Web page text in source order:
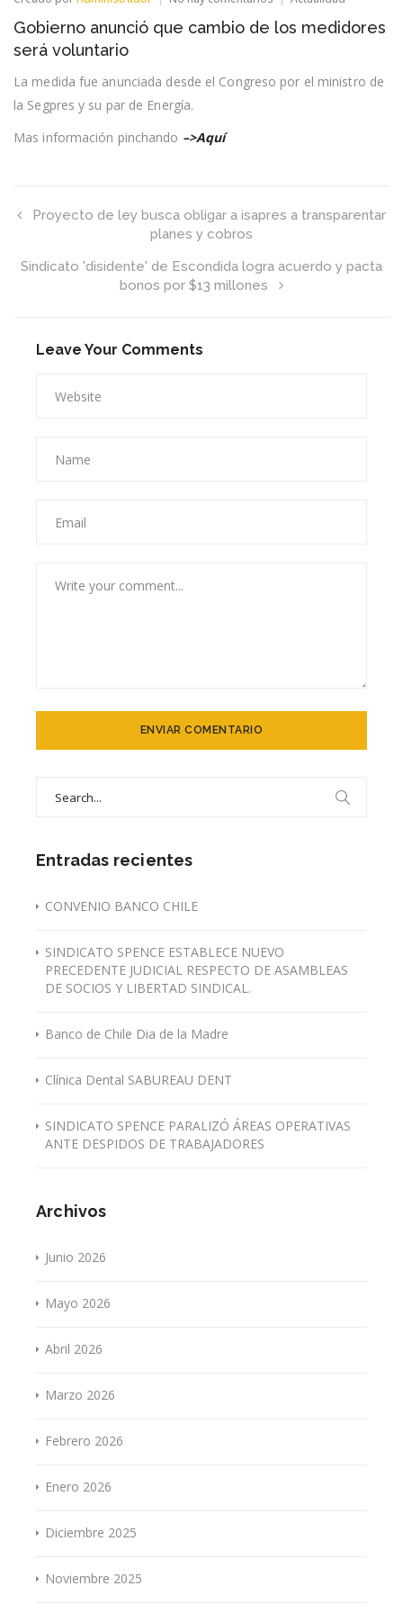
anunció
los
Gobierno anunció que cambio de los medidores
será voluntario
La medida fue anunciada desde el Congreso por el ministro de
la Segpres y su par de Energía.
Mas información pinchando –>Aquí
Proyecto de ley busca obligar a isapres a transparentar
planes y cobros
Sindicato 'disidente' de Escondida logra acuerdo y pacta
bonos por $13 millones
Leave Your Comments
Entradas recientes
CONVENIO BANCO CHILE
SINDICATO SPENCE ESTABLECE NUEVO
PRECEDENTE JUDICIAL RESPECTO DE ASAMBLEAS
DE SOCIOS Y LIBERTAD SINDICAL.
Banco de Chile Dia de la Madre
Clínica Dental SABUREAU DENT
SINDICATO SPENCE PARALIZÓ ÁREAS OPERATIVAS
ANTE DESPIDOS DE TRABAJADORES
Archivos
Junio 2026
Mayo 2026
Abril 2026
Marzo 2026
Febrero 2026
Enero 2026
Diciembre 2025
Noviembre 2025